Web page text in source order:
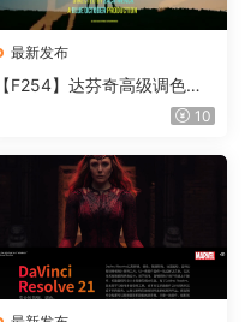
最新发布
【F254】达芬奇高级调色插
件 Contour V2.2.2 WinMac10